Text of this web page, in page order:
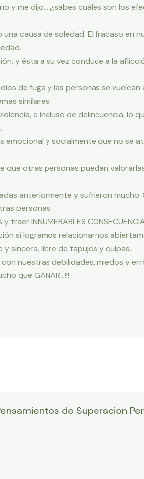
y me dijo… ¿sabes cuáles son los
causa de soledad. El fracaso en
y ésta a su vez conduce a la
de fuga y las personas se
similares.
e incluso de delincuencia, lo
emocional y socialmente que no se
que otras personas puedan
anteriormente y sufrieron
personas.
INNUMERABLES
si logramos relacionarnos
sincera, libre de tapujos y culpas.
nuestras debilidades, miedos y
que GANAR…!!!
de Superacion